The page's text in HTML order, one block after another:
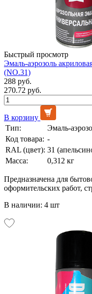
Быстрый просмотр
Эмаль-аэрозоль
(NO.31)
288 руб.
270.72 руб.
В корзину
Тип:
Эмаль-
Код товара: -
RAL (цвет): 31
Масса:
0,312 кг
Предназначена для
оформительских работ,
В наличии: 4 шт